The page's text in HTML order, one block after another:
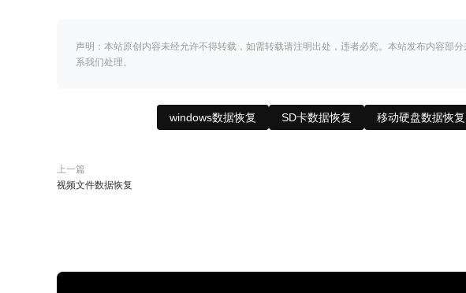
声明：本站原创内容未经允许不得转载，如需转载请注明出处，违者必究。本站发布内容部
系我们处理。
windows数据恢复 SD卡数据恢复 移动硬盘数据恢复
上一篇
视频文件数据恢复